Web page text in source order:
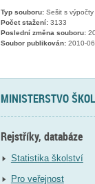
Typ souboru:Sešit s výpočty
Počet stažení:3133
Poslední změna souboru:
Soubor publikován:2010-
MINISTERSTVO
Rejstříky, databáze
Statistika školství
Pro veřejnost